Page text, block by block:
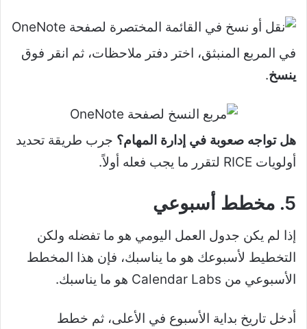
في المربع المنبثق، اختر دفتر ملاحظات، ثم انقر فوق
ينسخ.
هل تواجه صعوبة في إدارة المهام؟ جرب طريقة تحديد
أولويات RICE لتقرر ما يجب فعله أولاً.
5. مخطط أسبوعي
إذا لم يكن جدول العمل اليومي هو ما تفضله ولكن
التخطيط لأسبوعك هو ما يناسبك، فإن هذا المخطط
الأسبوعي من Calendar Labs هو ما يناسبك.
أدخل تاريخ بداية الأسبوع في الأعلى، ثم خطط